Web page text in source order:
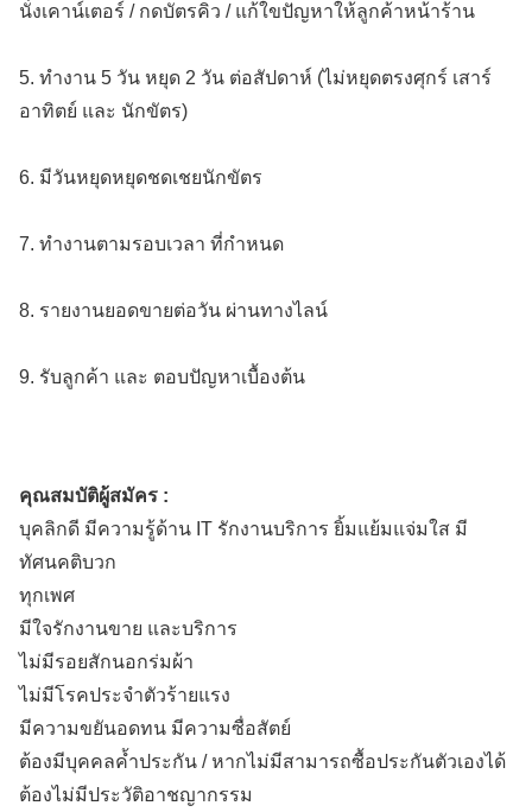
นั่งเคาน์เตอร์ / กดบัตรคิว / แก้ใขปัญหาให้ลูกค้าหน้าร้าน
5. ทำงาน 5 วัน หยุด 2 วัน ต่อสัปดาห์ (ไม่หยุดตรงศุกร์ เสาร์
อาทิตย์ และ นักขัตร)
6. มีวันหยุดหยุดชดเชยนักขัตร
7. ทำงานตามรอบเวลา ที่กำหนด
8. รายงานยอดขายต่อวัน ผ่านทางไลน์
9. รับลูกค้า และ ตอบปัญหาเบื้องต้น
คุณสมบัติผู้สมัคร :
บุคลิกดี มีความรู้ด้าน IT รักงานบริการ ยิ้มแย้มแจ่มใส มี
ทัศนคติบวก
ทุกเพศ
มีใจรักงานขาย และบริการ
ไม่มีรอยสักนอกร่มผ้า
ไม่มีโรคประจำตัวร้ายแรง
มีความขยันอดทน มีความซื่อสัตย์
ต้องมีบุคคลค้ำประกัน / หากไม่มีสามารถซื้อประกันตัวเองได้
ต้องไม่มีประวัติอาชญากรรม